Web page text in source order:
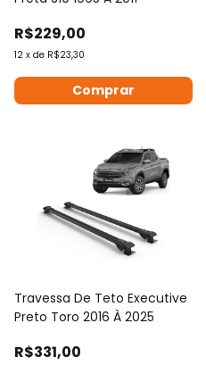
R$229,00
12 x de R$23,30
Travessa De Teto Executive
Preto Toro 2016 À 2025
R$331,00